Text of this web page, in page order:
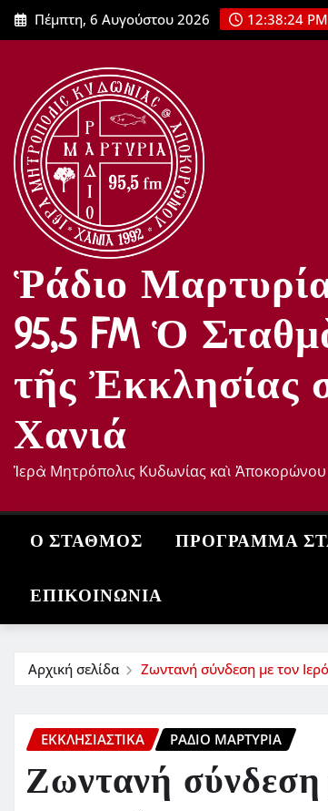
Μετάβαση
στο
Πέμπτη, 6 Αυγούστου 2026 12:38:26 PM
Ῥάδιο
95,5 FM Ὁ
τῆς Ἐκκλησίας
Χανιά
Ἱερὰ Μητρόπολις Κυδωνίας καὶ Ἀποκορώνου
Ο ΣΤΑΘΜΌΣ ΠΡΌΓΡΑΜΜΑ
ΕΠΙΚΟΙΝΩΝΊΑ
Αρχική σελίδα Ζωντανή σύνδεση με τον
ΕΚΚΛΗΣΙΑΣΤΙΚΆ ΡΆΔΙΟ ΜΑΡΤΥΡΊΑ
Ζωντανή